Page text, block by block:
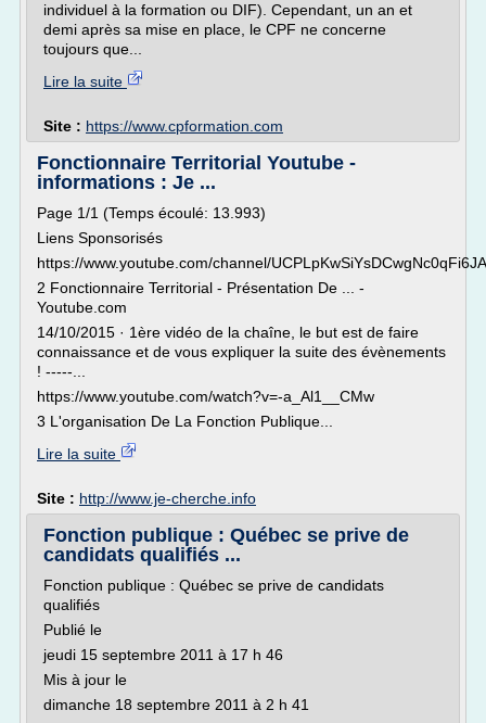
individuel à la formation ou DIF). Cependant, un an et
demi après sa mise en place, le CPF ne concerne
toujours que...
Lire la suite
Site : https://www.cpformation.com
Fonctionnaire Territorial Youtube -
informations : Je ...
Page 1/1 (Temps écoulé: 13.993)
Liens Sponsorisés
https://www.youtube.com/channel/UCPLpKwSiYsDCwgNc0qFi6JA
2 Fonctionnaire Territorial - Présentation De ... -
Youtube.com
14/10/2015 · 1ère vidéo de la chaîne, le but est de faire
connaissance et de vous expliquer la suite des évènements
! -----...
https://www.youtube.com/watch?v=-a_Al1__CMw
3 L'organisation De La Fonction Publique...
Lire la suite
Site : http://www.je-cherche.info
Fonction publique : Québec se prive de
candidats qualifiés ...
Fonction publique : Québec se prive de candidats
qualifiés
Publié le
jeudi 15 septembre 2011 à 17 h 46
Mis à jour le
dimanche 18 septembre 2011 à 2 h 41